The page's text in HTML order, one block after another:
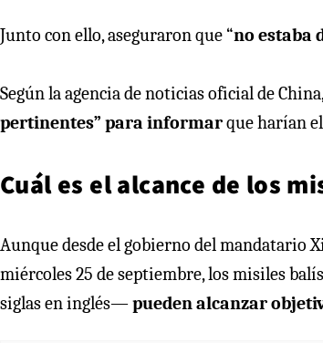
Junto con ello, aseguraron que “no estaba
Según la agencia de noticias oficial de
pertinentes” para informarque harían
Cuál es el alcance de los
Aunque desde el gobierno del mandatario
miércoles 25 de septiembre, los misiles
siglas en inglés—pueden alcanzar